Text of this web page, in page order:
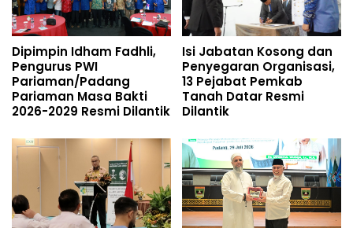
Dipimpin Idham Fadhli,
Pengurus PWI
Pariaman/Padang
Pariaman Masa Bakti
2026-2029 Resmi Dilantik
Isi Jabatan Kosong dan
Penyegaran Organisasi,
13 Pejabat Pemkab
Tanah Datar Resmi
Dilantik